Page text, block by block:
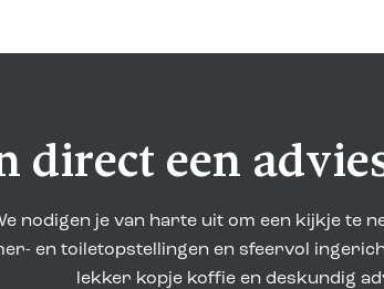
direct een
nodigen je van harte uit om een kijkje te
en toiletopstellingen en sfeervol
lekker kopje koffie en deskundig